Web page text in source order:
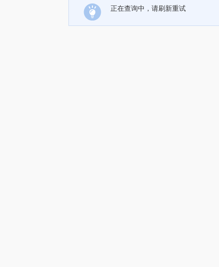
正在查询中，请刷新重试